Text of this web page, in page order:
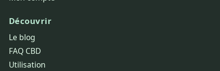
Découvrir
Le blog
FAQ CBD
Utilisation